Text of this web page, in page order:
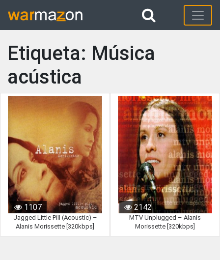
Etiqueta: Música
acústica
1107
Jagged Little Pill (Acoustic) –
Alanis Morissette [320kbps]
2142
MTV Unplugged – Alanis
Morissette [320kbps]